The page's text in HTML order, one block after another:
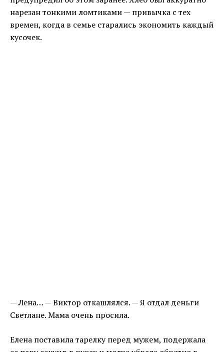
нарезан тонкими ломтиками — привычка с тех
времен, когда в семье старались экономить каждый
кусочек.
— Лена… — Виктор откашлялся. — Я отдал деньги
Светлане. Мама очень просила.
Елена поставила тарелку перед мужем, подержала